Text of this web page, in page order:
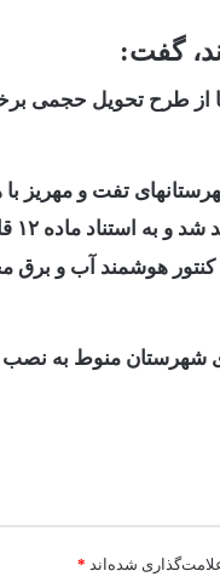
گفت:
تفت و مهریز
منوط به نصب
شده‌اند *